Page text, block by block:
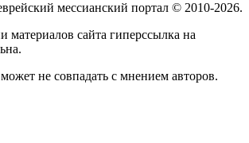
мессианский портал © 2010-2026.
материалов сайта гиперссылка на
не совпадать с мнением авторов.